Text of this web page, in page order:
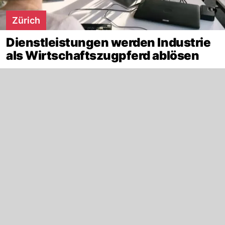
Zürich
Dienstleistungen werden Industrie
als Wirtschaftszugpferd ablösen